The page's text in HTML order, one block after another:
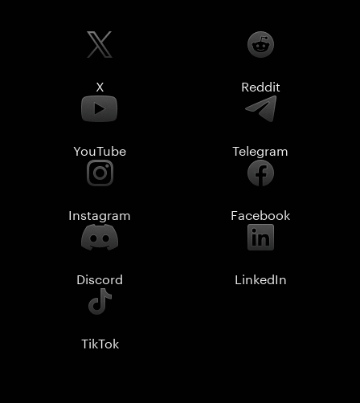
X Reddit
YouTube Telegram
Instagram Facebook
Discord LinkedIn
TikTok